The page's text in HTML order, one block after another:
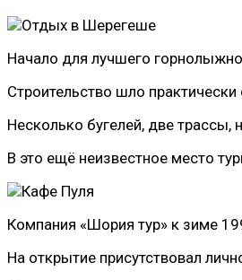
Начало для лучшего
Строительство шло
Несколько бугелей, две
В это ещё неизвестное место
Компания «Шория тур» к зиме
На открытие присутствовал